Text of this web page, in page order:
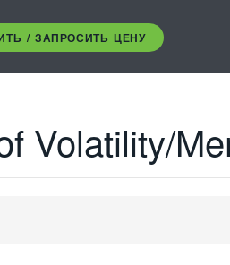
/ ЗАПРОСИТЬ ЦЕНУ
Volatility/